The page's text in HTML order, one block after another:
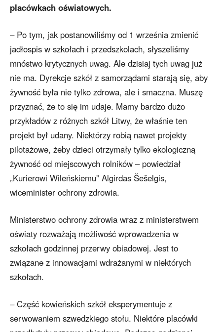
placówkach oświatowych.
– Po tym, jak postanowiliśmy od 1 września zmienić
jadłospis w szkołach i przedszkolach, słyszeliśmy
mnóstwo krytycznych uwag. Ale dzisiaj tych uwag już
nie ma. Dyrekcje szkół z samorządami starają się, aby
żywność była nie tylko zdrowa, ale i smaczna. Muszę
przyznać, że to się im udaje. Mamy bardzo dużo
przykładów z różnych szkół Litwy, że właśnie ten
projekt był udany. Niektórzy robią nawet projekty
pilotażowe, żeby dzieci otrzymały tylko ekologiczną
żywność od miejscowych rolników – powiedział
„Kurierowi Wileńskiemu” Algirdas Šešelgis,
wiceminister ochrony zdrowia.
Ministerstwo ochrony zdrowia wraz z ministerstwem
oświaty rozważają możliwość wprowadzenia w
szkołach godzinnej przerwy obiadowej. Jest to
związane z innowacjami wdrażanymi w niektórych
szkołach.
– Część kowieńskich szkół eksperymentuje z
serwowaniem szwedzkiego stołu. Niektóre placówki